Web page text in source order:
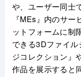
や、ユーザー同士
『MEs』内のサ
ットフォームに制
できる3Dファイ
ジコレクション』
作品を展示すると